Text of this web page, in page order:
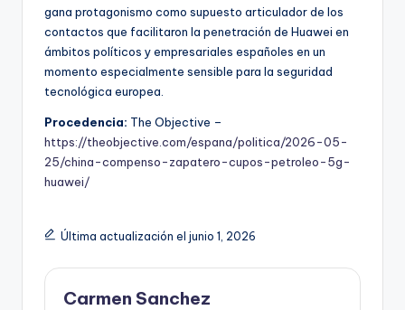
gana protagonismo como supuesto articulador de los
contactos que facilitaron la penetración de Huawei en
ámbitos políticos y empresariales españoles en un
momento especialmente sensible para la seguridad
tecnológica europea.
Procedencia: The Objective –
https://theobjective.com/espana/politica/2026-05-
25/china-compenso-zapatero-cupos-petroleo-5g-
huawei/
Última actualización el junio 1, 2026
Carmen Sanchez